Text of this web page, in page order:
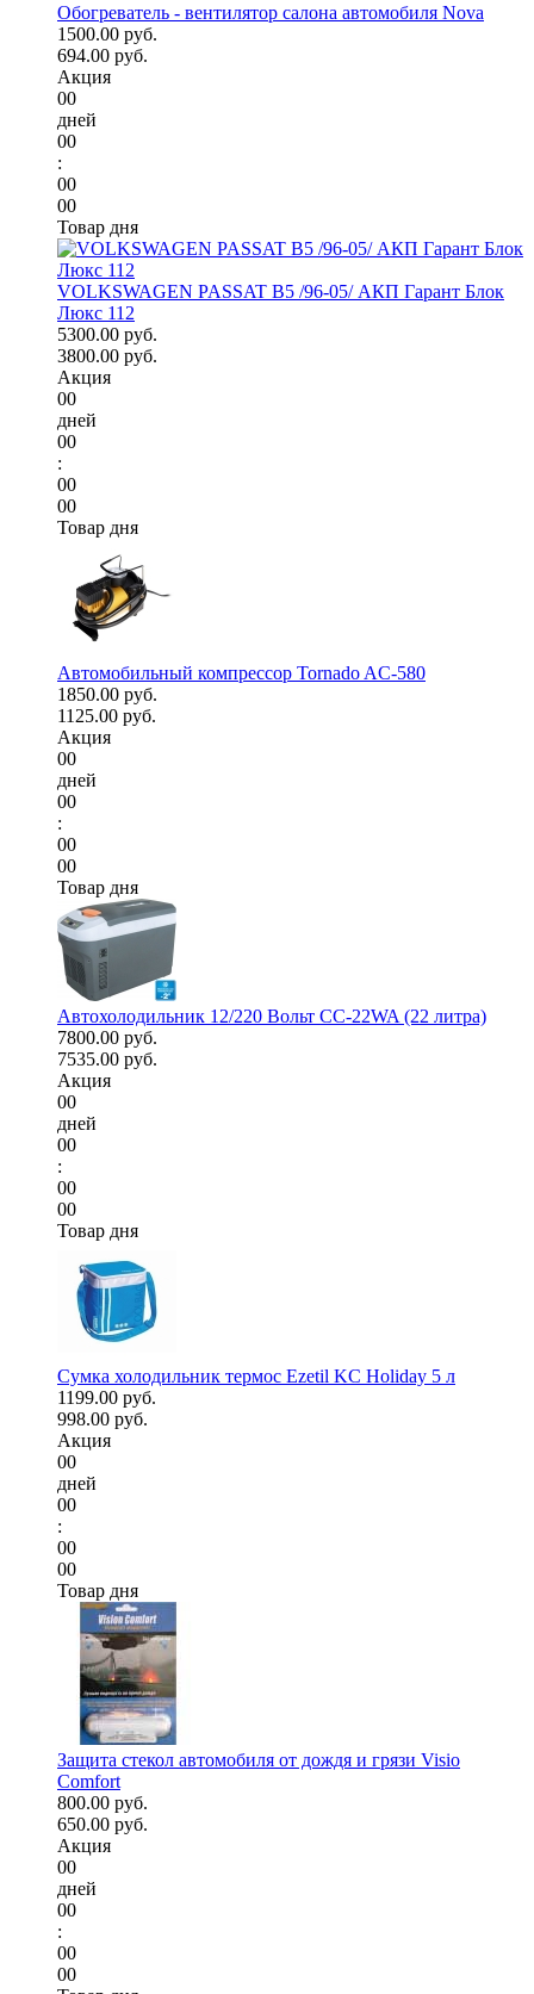
Обогреватель - вентилятор салона автомобиля Nova
1500.00 руб.
694.00 руб.
Акция
00
дней
00
:
00
00
Товар дня
VOLKSWAGEN PASSAT B5 /96-05/ АКП Гарант Блок
Люкс 112
5300.00 руб.
3800.00 руб.
Акция
00
дней
00
:
00
00
Товар дня
Автомобильный компрессор Tornado AC-580
1850.00 руб.
1125.00 руб.
Акция
00
дней
00
:
00
00
Товар дня
Автохолодильник 12/220 Вольт CC-22WA (22 литра)
7800.00 руб.
7535.00 руб.
Акция
00
дней
00
:
00
00
Товар дня
Сумка холодильник термос Ezetil KC Holiday 5 л
1199.00 руб.
998.00 руб.
Акция
00
дней
00
:
00
00
Товар дня
Защита стекол автомобиля от дождя и грязи Visio
Comfort
800.00 руб.
650.00 руб.
Акция
00
дней
00
:
00
00